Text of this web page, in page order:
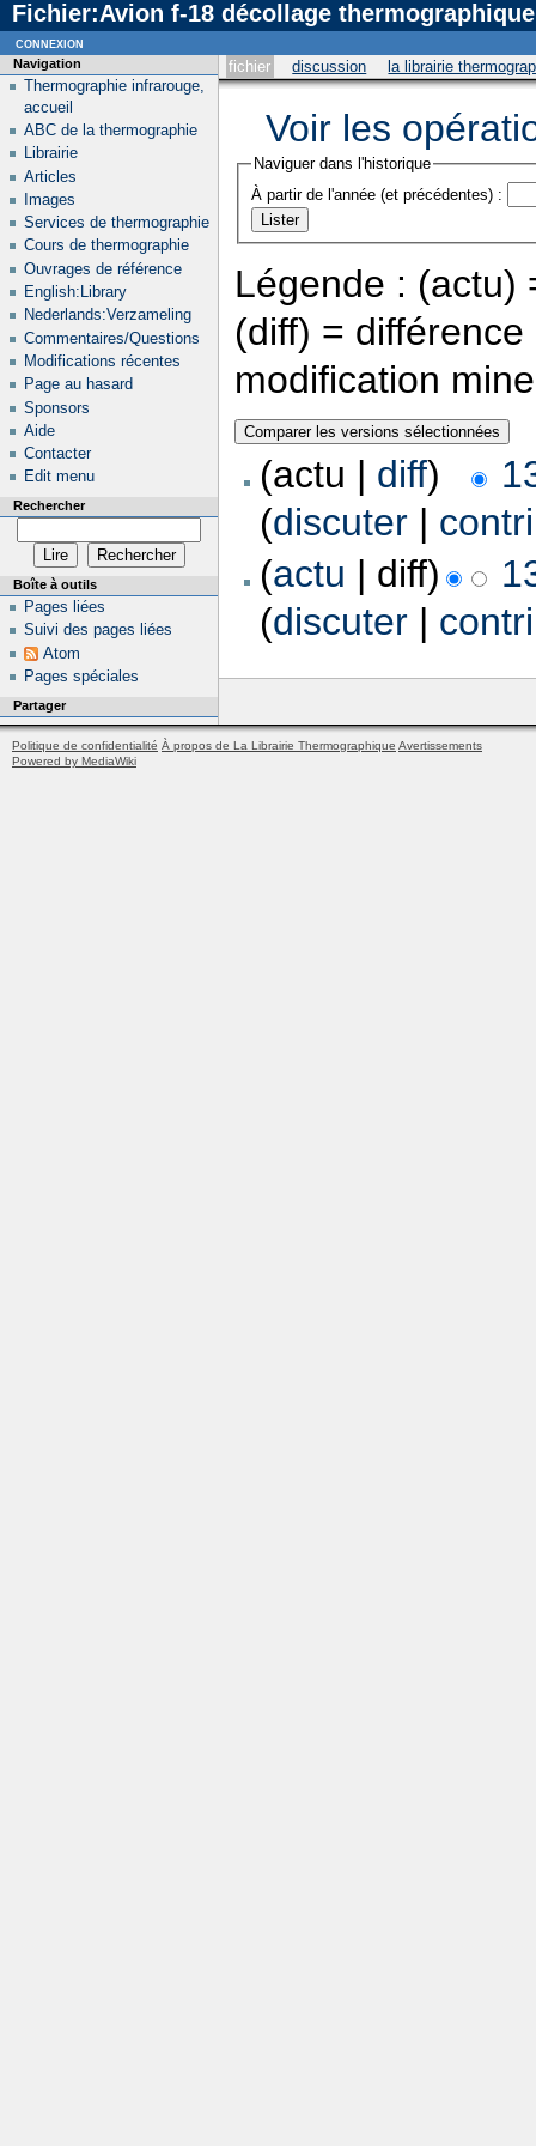
Fichier:Avion f-18 décollage
fichier discussion la librairie
Voir les
Naviguer dans l'historique
À partir de l'année (et précédentes) :
Légende : (actu)
(diff) =
modification
(actu | diff)
(discuter|
(actu | diff)
(discuter|
Navigation
Thermographie infrarouge,
accueil
ABC de la thermographie
Librairie
Articles
Images
Services de thermographie
Cours de thermographie
Ouvrages de référence
English:Library
Nederlands:Verzameling
Commentaires/Questions
Modifications récentes
Page au hasard
Sponsors
Aide
Contacter
Edit menu
Rechercher
Boîte à outils
Pages liées
Suivi des pages liées
Atom
Pages spéciales
Partager
connexion
Politique de confidentialité À propos de La Librairie Thermographique Avertissements
Powered by MediaWiki